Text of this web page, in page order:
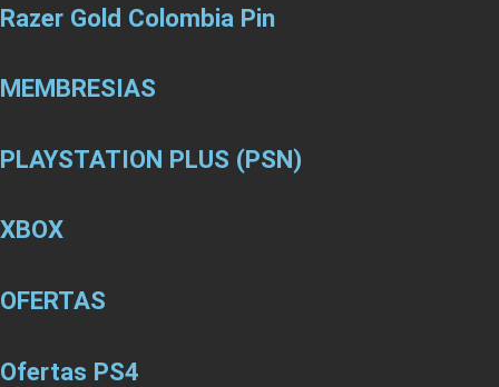
Razer Gold Colombia Pin
MEMBRESIAS
PLAYSTATION PLUS (PSN)
XBOX
OFERTAS
Ofertas PS4